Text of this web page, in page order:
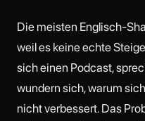
Die meisten Englisch-
weil es keine echte
sich einen Podcast,
wundern sich, warum
nicht verbessert. Das